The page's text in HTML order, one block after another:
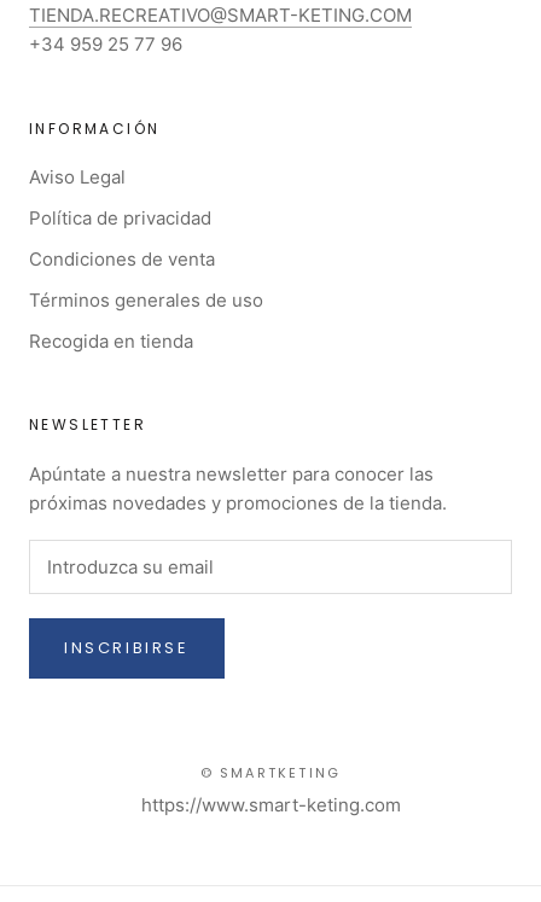
TIENDA.RECREATIVO@SMART-KETING.COM
+34 959 25 77 96
INFORMACIÓN
Aviso Legal
Política de privacidad
Condiciones de venta
Términos generales de uso
Recogida en tienda
NEWSLETTER
Apúntate a nuestra newsletter para conocer las
próximas novedades y promociones de la tienda.
INSCRIBIRSE
© SMARTKETING
https://www.smart-keting.com